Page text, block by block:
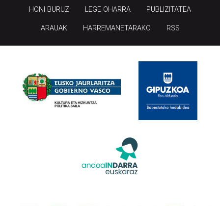
HONI BURUZ LEGE OHARRA PUBLIZITATEA
ARAUAK HARREMANETARAKO RSS